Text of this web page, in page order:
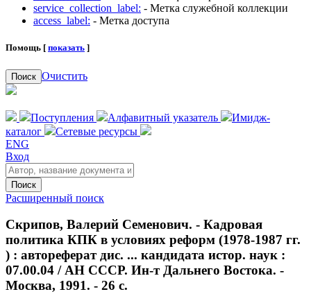
service_collection_label: - Метка служебной коллекции
access_label: - Метка доступа
Помощь [ показать ]
Поиск Очистить
Поступления Алфавитный указатель
Имидж-
каталог
Сетевые ресурсы
ENG
Вход
Поиск
Расширенный поиск
Скрипов, Валерий Семенович. - Кадровая
политика КПК в условиях реформ (1978-1987 гг.
) : автореферат дис. ... кандидата истор. наук :
07.00.04 / АН СССР. Ин-т Дальнего Востока. -
Москва, 1991. - 26 с.